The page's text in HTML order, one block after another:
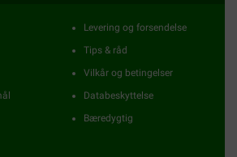
Levering og forsendelse
Tips & råd
Vilkår og betingelser
Databeskyttelse
Bæredygtig